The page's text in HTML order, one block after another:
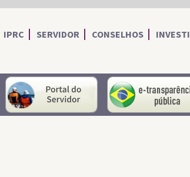
IPRC SERVIDOR CONSELHOS
portal do servidor